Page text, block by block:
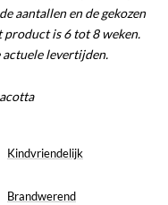
aantallen en de gekozen
product is 6 tot 8 weken.
actuele levertijden.
Kindvriendelijk
Brandwerend